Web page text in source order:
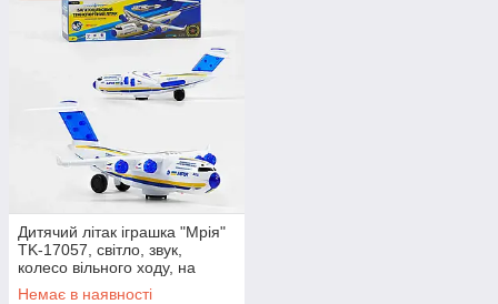
Дитячий літак іграшка "Мрія"
TK-17057, світло, звук,
колесо вільного ходу, на
батарейках, іграшковий літак
Немає в наявності